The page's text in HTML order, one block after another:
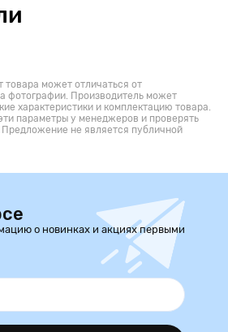
товара может отличаться от
фотографии. Производитель может
характеристики и комплектацию товара.
параметры у менеджеров и проверять
Предложение не является публичной
о новинках и акциях первыми